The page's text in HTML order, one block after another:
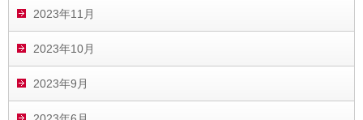
2023年11月
2023年10月
2023年9月